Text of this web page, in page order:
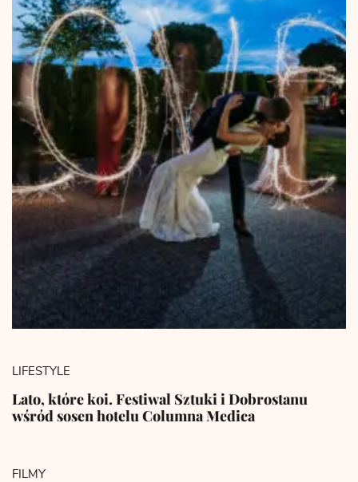
LIFESTYLE
Lato, które koi. Festiwal Sztuki i Dobrostanu
wśród sosen hotelu Columna Medica
FILMY